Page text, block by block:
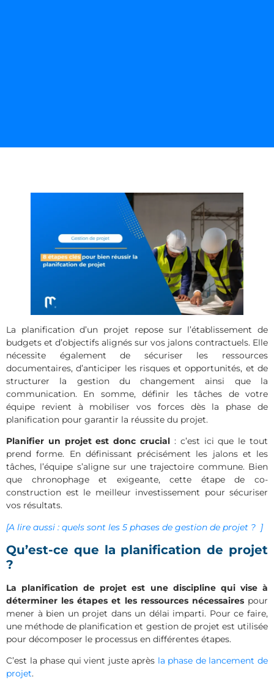
La planification d’un projet repose sur l’établissement de
budgets et d’objectifs alignés sur vos jalons contractuels. Elle
nécessite également de sécuriser les ressources
documentaires, d’anticiper les risques et opportunités, et de
structurer la gestion du changement ainsi que la
communication. En somme, définir les tâches de votre
équipe revient à mobiliser vos forces dès la phase de
planification pour garantir la réussite du projet.
Planifier un projet est donc crucial : c’est ici que le tout
prend forme. En définissant précisément les jalons et les
tâches, l’équipe s’aligne sur une trajectoire commune. Bien
que chronophage et exigeante, cette étape de co-
construction est le meilleur investissement pour sécuriser
vos résultats.
[A lire aussi : quels sont les 5 phases de gestion de projet ? ]
Qu’est-ce que la planification de projet
?
La planification de projet est une discipline qui vise à
déterminer les étapes et les ressources nécessairespour
mener à bien un projet dans un délai imparti. Pour ce faire,
une méthode de planification et gestion de projet est utilisée
pour décomposer le processus en différentes étapes.
C’est la phase qui vient juste après la phase de lancement de
projet.